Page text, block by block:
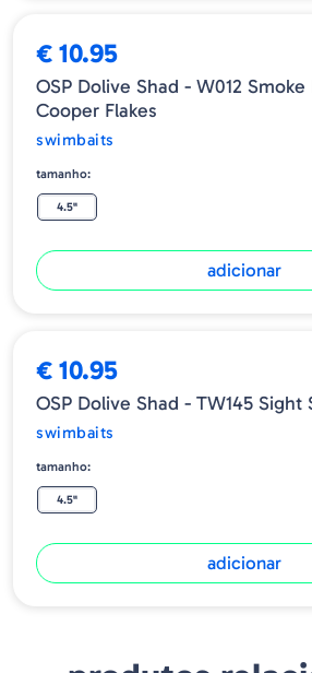
€ 10.95
OSP Dolive Shad - W012
Cooper Flakes
swimbaits
tamanho:
4.5"
adicionar
€ 10.95
OSP Dolive Shad - TW145 Sight
swimbaits
tamanho:
4.5"
adicionar